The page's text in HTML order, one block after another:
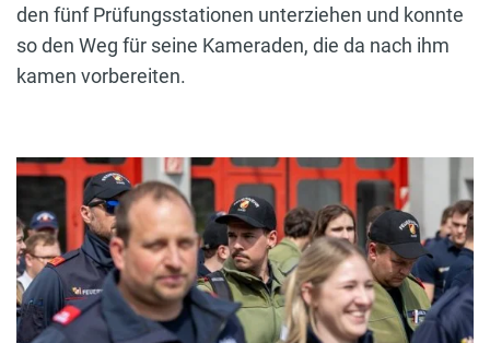
den fünf Prüfungsstationen unterziehen und konnte
so den Weg für seine Kameraden, die da nach ihm
kamen vorbereiten.